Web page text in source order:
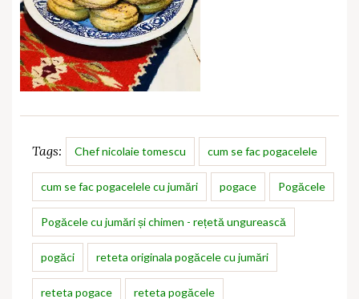
Tags: Chef nicolaie tomescu cum se fac pogacelele
cum se fac pogacelele cu jumări pogace Pogăcele
Pogăcele cu jumări și chimen - rețetă ungurească
pogăci reteta originala pogăcele cu jumări
reteta pogace reteta pogăcele